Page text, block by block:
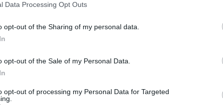
Data Processing Opt Outs
opt-out of the Sharing of my personal data.
opt-out of the Sale of my Personal Data.
opt-out of processing my Personal Data for Targeted
und unterheben.
aus dem Ofen
lassen und mit
Noch lauwarm mit der
etwas frischer
Artikelempfehlung
Spargel kochen - Hier gibt es
Karfiol kochen